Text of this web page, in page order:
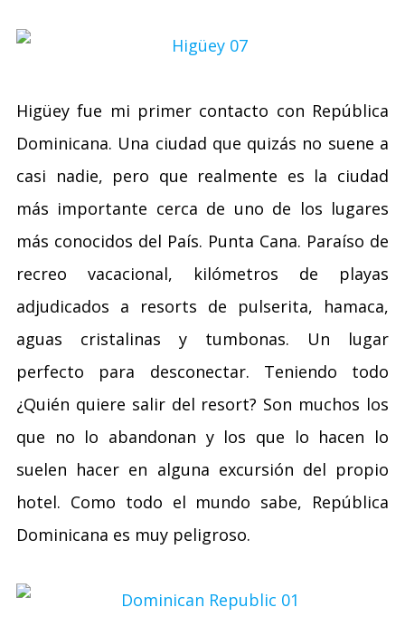
Higüey fue mi primer contacto con República
Dominicana. Una ciudad que quizás no suene a
casi nadie, pero que realmente es la ciudad
más importante cerca de uno de los lugares
más conocidos del País. Punta Cana. Paraíso de
recreo vacacional, kilómetros de playas
adjudicados a resorts de pulserita, hamaca,
aguas cristalinas y tumbonas. Un lugar
perfecto para desconectar. Teniendo todo
¿Quién quiere salir del resort? Son muchos los
que no lo abandonan y los que lo hacen lo
suelen hacer en alguna excursión del propio
hotel. Como todo el mundo sabe, República
Dominicana es muy peligroso.